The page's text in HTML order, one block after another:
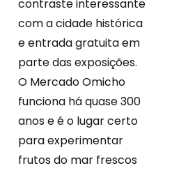
contraste interessante
com a cidade histórica
e entrada gratuita em
parte das exposições.
O Mercado Omicho
funciona há quase 300
anos e é o lugar certo
para experimentar
frutos do mar frescos